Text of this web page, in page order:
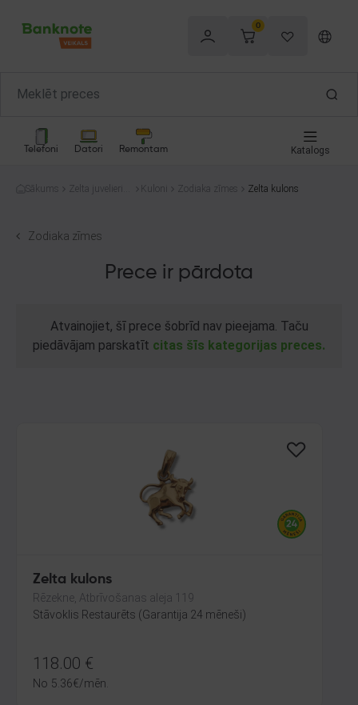
0
Telefoni Datori Remontam Katalogs
Sākums
Zelta juvelierizs
Kuloni Zodiaka zīmes Zelta kulons
Zodiaka zīmes
Prece ir pārdota
Atvainojiet, šī prece šobrīd nav pieejama. Taču
piedāvājam parskatīt citas šīs kategorijas preces.
Zelta kulons
Rēzekne, Atbrīvošanas aleja 119
Stāvoklis Restaurēts (Garantija 24 mēneši)
118.00 €
No 5.36€/mēn.